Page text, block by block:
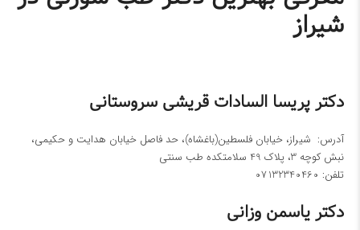
شیراز
دکتر پریسا السادات قریشی سروستانی
آدرس: شیراز، خیابان فلسطین(باغشاه)، حد فاصل خیابان هدایت و حکیمی،
نبش کوچه 3، پلاک 49 سلامتکده طب سنتی
تلفن: 07132340460
دکتر یاسمن وزانی